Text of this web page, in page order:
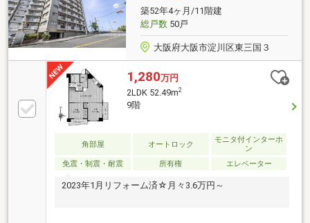
築52年4ヶ月/11階建
総戸数50戸
大阪府大阪市淀川区東三国３
1,280万円
2LDK 52.49m2
9階
角部屋 オートロック
モニタ付インターホ
ン
免震・制震・耐震
所有権 エレベーター
2023年1月リフォーム済☆月々3.6万円～